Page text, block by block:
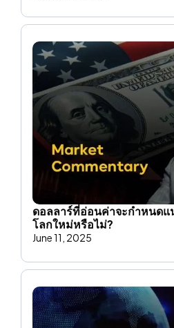
ดอลลาร์ที่อ่อนค่าจะกําหนด
โลกใหม่หรือไม่?
June 11, 2025